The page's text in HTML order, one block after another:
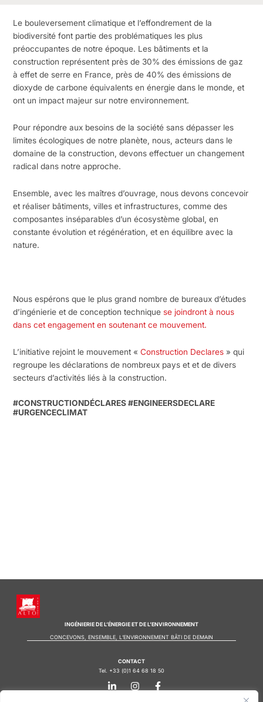
Le bouleversement climatique et l’effondrement de la
biodiversité font partie des problématiques les plus
préoccupantes de notre époque. Les bâtiments et la
construction représentent près de 30% des émissions de gaz
à effet de serre en France, près de 40% des émissions de
dioxyde de carbone équivalents en énergie dans le monde, et
ont un impact majeur sur notre environnement.
Pour répondre aux besoins de la société sans dépasser les
limites écologiques de notre planète, nous, acteurs dans le
domaine de la construction, devons effectuer un changement
radical dans notre approche.
Ensemble, avec les maîtres d’ouvrage, nous devons concevoir
et réaliser bâtiments, villes et infrastructures, comme des
composantes inséparables d’un écosystème global, en
constante évolution et régénération, et en équilibre avec la
nature.
Nous espérons que le plus grand nombre de bureaux d’études
d’ingénierie et de conception technique se joindront à nous
dans cet engagement en soutenant ce mouvement.
L’initiative rejoint le mouvement «Construction Declares » qui
regroupe les déclarations de nombreux pays et et de divers
secteurs d’activités liés à la construction.
#CONSTRUCTIONDÉCLARES #ENGINEERSDECLARE
#URGENCECLIMAT
INGÉNIERIE DE L’ÉNERGIE ET DE L’ENVIRONNEMENT
CONCEVONS, ENSEMBLE, L’ENVIRONNEMENT BÂTI DE DEMAIN
CONTACT
Tel. +33 (0)1 64 68 18 50
i
I
n
F
a